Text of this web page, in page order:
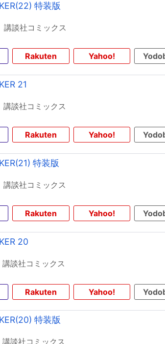
特装版
講談社コミックス
Rakuten Yahoo!
21
講談社コミックス
Rakuten Yahoo!
特装版
講談社コミックス
Rakuten Yahoo!
20
講談社コミックス
Rakuten Yahoo!
特装版
講談社コミックス